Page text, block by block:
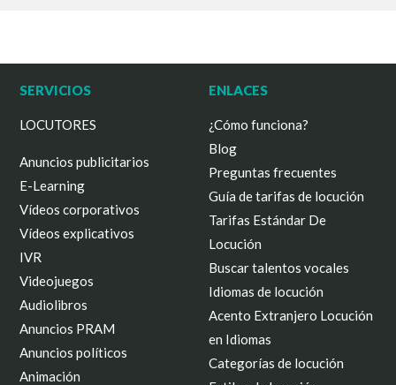
SERVICIOS
LOCUTORES
Anuncios publicitarios
E-Learning
Vídeos corporativos
Vídeos explicativos
IVR
Videojuegos
Audiolibros
Anuncios PRAM
Anuncios políticos
Animación
ENLACES
¿Cómo funciona?
Blog
Preguntas frecuentes
Guía de tarifas de locución
Tarifas Estándar De
Locución
Buscar talentos vocales
Idiomas de locución
Acento Extranjero Locución
en Idiomas
Categorías de locución